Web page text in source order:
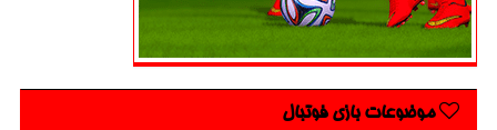
موضوعات بازی فوتبال